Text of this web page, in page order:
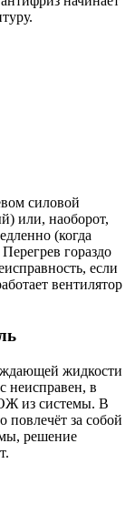
силовой
или, наоборот,
(когда
гораздо
если
вентилятор
жидкости
неисправен, в
ОЖ из системы. В
повлечёт за собой
решение